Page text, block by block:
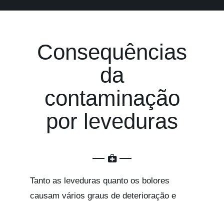
Consequências
da
contaminação
por leveduras
Tanto as leveduras quanto os bolores
causam vários graus de deterioração e